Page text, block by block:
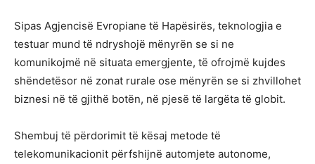
Sipas Agjencisë Evropiane të Hapësirës, teknologjia e
testuar mund të ndryshojë mënyrën se si ne
komunikojmë në situata emergjente, të ofrojmë kujdes
shëndetësor në zonat rurale ose mënyrën se si zhvillohet
biznesi në të gjithë botën, në pjesë të largëta të globit.
Shembuj të përdorimit të kësaj metode të
telekomunikacionit përfshijnë automjete autonome,